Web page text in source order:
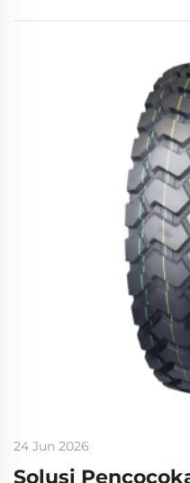
24 Jun 2026
Solusi